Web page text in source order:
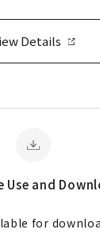
Details
Use and
for